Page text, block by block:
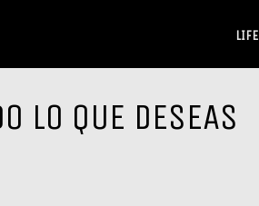
LIFE
LO QUE DESEAS